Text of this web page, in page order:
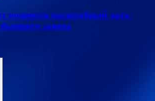
появится масштабный дата-
завода